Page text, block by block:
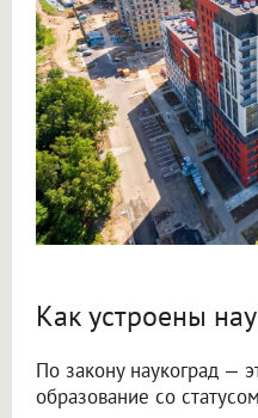
Как устроены
По закону наукоград —
образование со